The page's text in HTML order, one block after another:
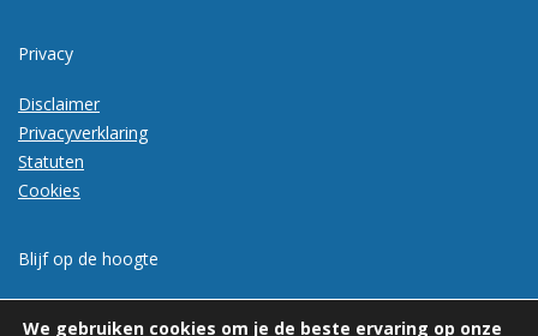
Privacy
Disclaimer
Privacyverklaring
Statuten
Cookies
Blijf op de hoogte
We gebruiken cookies om je de beste ervaring op onze